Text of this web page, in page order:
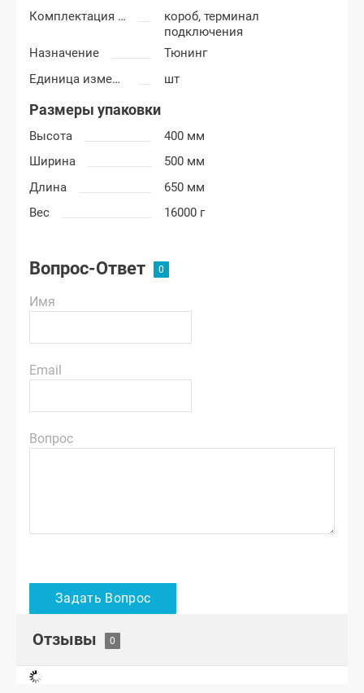
Комплектация короба
короб, терминал
подключения
Назначение
Тюнинг
Единица измерения
шт
Размеры упаковки
Высота
400 мм
Ширина
500 мм
Длина
650 мм
Вес
16000 г
Вопрос-Ответ
Имя
Email
Вопрос
Отзывы